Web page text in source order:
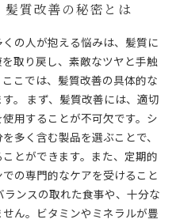
質改善の秘密とは
の人が抱える悩みは、髪質に
取り戻し、素敵なツヤと手触
こでは、髪質改善の具体的な
。 まず、髪質改善には、適切
用することが不可欠です。シ
多く含む製品を選ぶことで、
とができます。また、定期的
の専門的なケアを受けること
ンスの取れた食事や、十分な
ん。ビタミンやミネラルが豊